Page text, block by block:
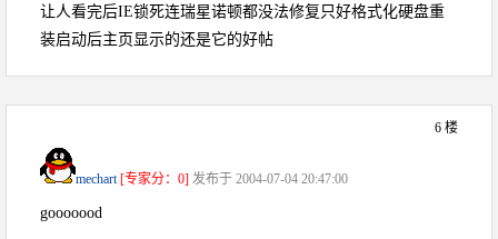
让人看完后IE锁死连瑞星诺顿都没法修复只好格式化硬盘重
装启动后主页显示的还是它的好帖
6 楼
mechart[专家分：0] 发布于 2004-07-04 20:47:00
gooooood